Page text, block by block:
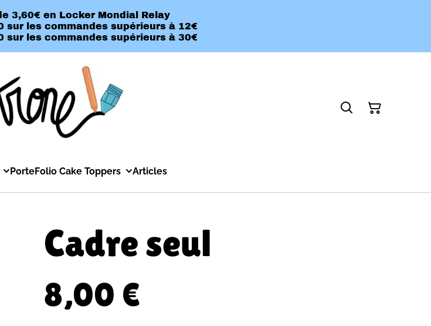
3,60€ en Locker Mondial Relay
sur les commandes supérieurs à 12€
sur les commandes supérieurs à 30€
PorteFolio Cake Toppers Articles
Cadre seul
8,00 €